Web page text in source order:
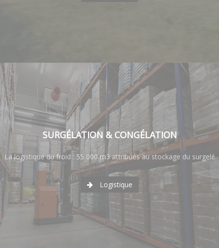
SURGÉLATION & CONGÉLATION
La logistique du froid : 55 000 m3 attribués au stockage du surgelé
Logistique